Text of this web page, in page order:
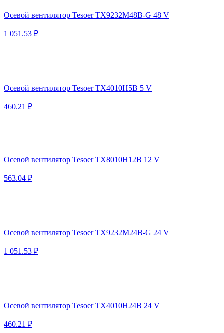
Осевой вентилятор Tesoer TX9232M48B-G 48 V
1 051.53 ₽
Осевой вентилятор Tesoer TX4010H5B 5 V
460.21 ₽
Осевой вентилятор Tesoer TX8010H12B 12 V
563.04 ₽
Осевой вентилятор Tesoer TX9232M24B-G 24 V
1 051.53 ₽
Осевой вентилятор Tesoer TX4010H24B 24 V
460.21 ₽